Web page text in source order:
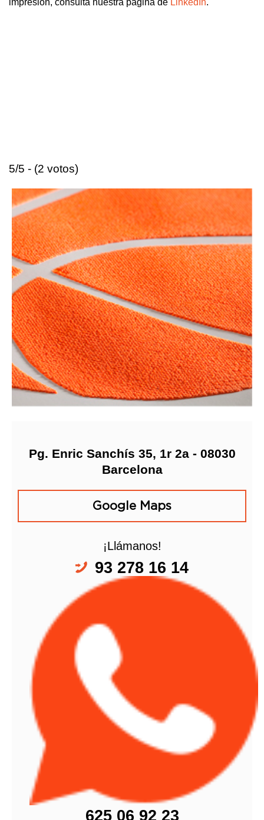
impresión, consulta nuestra página de LinkedIn.
5/5 - (2 votos)
Pg. Enric Sanchís 35, 1r 2a - 08030
Barcelona
Google Maps
¡Llámanos!
93 278 16 14
625 06 92 23